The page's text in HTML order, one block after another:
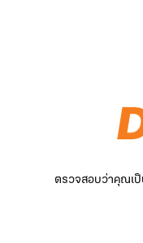
ตรวจสอบว่าคุณเป็